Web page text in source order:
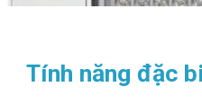
Tính năng đặc